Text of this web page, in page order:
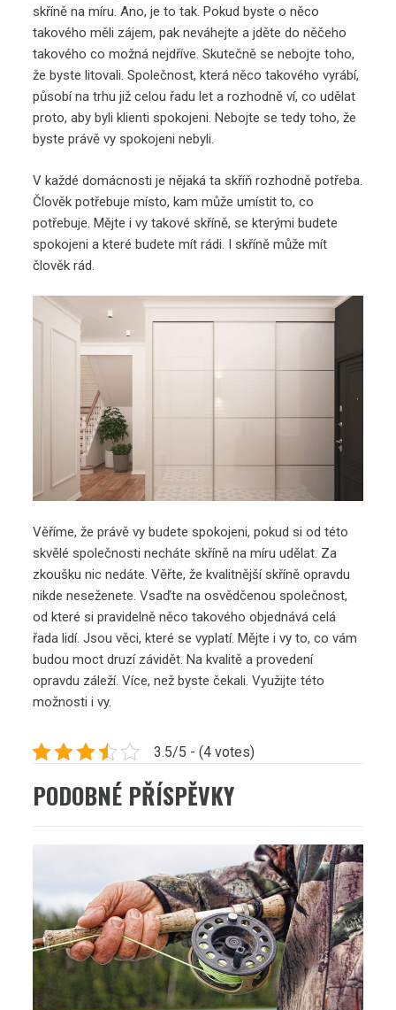
skříně na míru. Ano, je to tak. Pokud byste o něco
takového měli zájem, pak neváhejte a jděte do něčeho
takového co možná nejdříve. Skutečně se nebojte toho,
že byste litovali. Společnost, která něco takového vyrábí,
působí na trhu již celou řadu let a rozhodně ví, co udělat
proto, aby byli klienti spokojeni. Nebojte se tedy toho, že
byste právě vy spokojeni nebyli.
V každé domácnosti je nějaká ta skříň rozhodně potřeba.
Člověk potřebuje místo, kam může umístit to, co
potřebuje. Mějte i vy takové skříně, se kterými budete
spokojeni a které budete mít rádi. I skříně může mít
člověk rád.
Věříme, že právě vy budete spokojeni, pokud si od této
skvělé společnosti necháte skříně na míru udělat. Za
zkoušku nic nedáte. Věřte, že kvalitnější skříně opravdu
nikde neseženete. Vsaďte na osvědčenou společnost,
od které si pravidelně něco takového objednává celá
řada lidí. Jsou věci, které se vyplatí. Mějte i vy to, co vám
budou moct druzí závidět. Na kvalitě a provedení
opravdu záleží. Více, než byste čekali. Využijte této
možnosti i vy.
3.5/5 - (4 votes)
PODOBNÉ PŘÍSPĚVKY